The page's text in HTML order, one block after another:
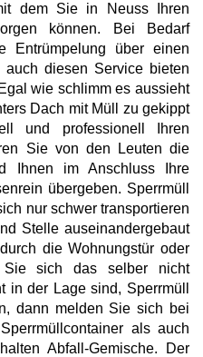
dem Sie in Neuss Ihren
können. Bei Bedarf
Entrümpelung über einen
auch diesen Service bieten
wie schlimm es aussieht
Dach mit Müll zu gekippt
und professionell Ihren
Sie von den Leuten die
Ihnen im Anschluss Ihre
übergeben. Sperrmüll
nur schwer transportieren
Stelle auseinandergebaut
die Wohnungstür oder
Sie sich das selber nicht
in der Lage sind, Sperrmüll
dann melden Sie sich bei
als auch
Abfall-Gemische. Der